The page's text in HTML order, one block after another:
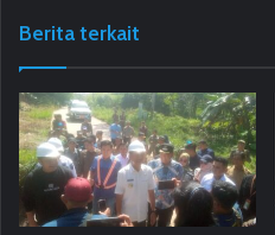
Berita terkait